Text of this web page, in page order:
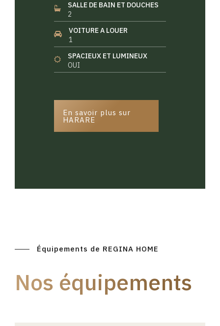
SALLE DE BAIN ET DOUCHES
2
VOITURE A LOUER
1
SPACIEUX ET LUMINEUX
OUI
En savoir plus sur
HARARE
Équipements de REGINA HOME
Nos équipements